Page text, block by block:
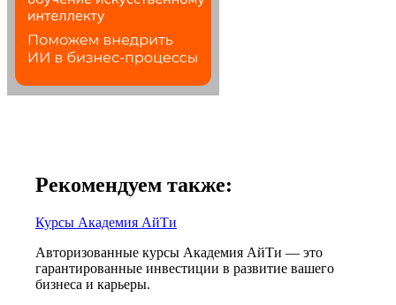
Рекомендуем также:
Курсы Академия АйТи
Авторизованные курсы Академия АйТи — это
гарантированные инвестиции в развитие вашего
бизнеса и карьеры.